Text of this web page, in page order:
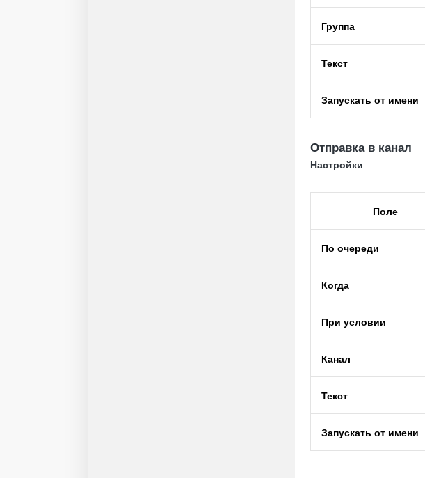
Группа
Текст
Запускать от имени
Отправка в канал
Настройки
Поле
По очереди
Когда
При условии
Канал
Текст
Запускать от имени